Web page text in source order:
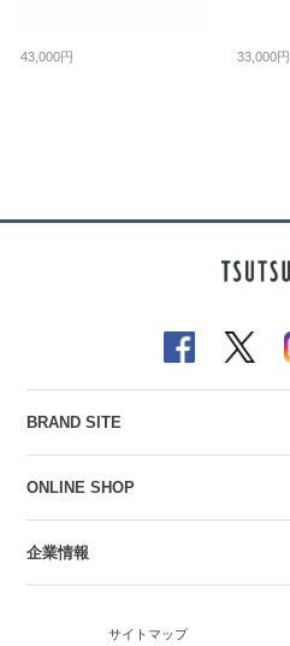
43,000円 33,000円
BRAND SITE
ONLINE SHOP
企業情報
サイトマップ